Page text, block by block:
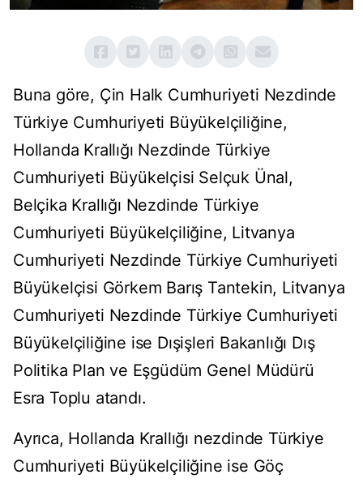
Buna göre, Çin Halk Cumhuriyeti Nezdinde
Türkiye Cumhuriyeti Büyükelçiliğine,
Hollanda Krallığı Nezdinde Türkiye
Cumhuriyeti Büyükelçisi Selçuk Ünal,
Belçika Krallığı Nezdinde Türkiye
Cumhuriyeti Büyükelçiliğine, Litvanya
Cumhuriyeti Nezdinde Türkiye Cumhuriyeti
Büyükelçisi Görkem Barış Tantekin, Litvanya
Cumhuriyeti Nezdinde Türkiye Cumhuriyeti
Büyükelçiliğine ise Dışişleri Bakanlığı Dış
Politika Plan ve Eşgüdüm Genel Müdürü
Esra Toplu atandı.
Ayrıca, Hollanda Krallığı nezdinde Türkiye
Cumhuriyeti Büyükelçiliğine ise Göç